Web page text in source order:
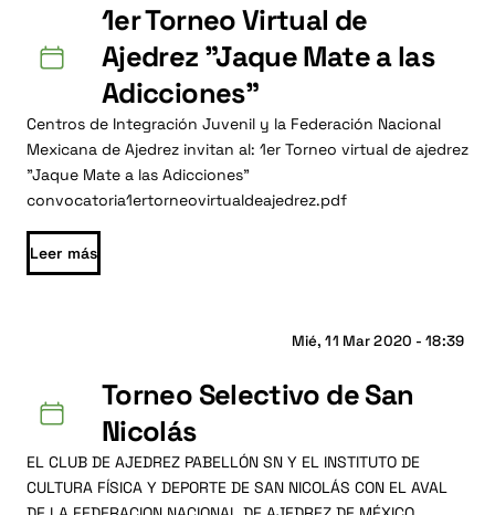
1er Torneo Virtual de
Ajedrez "Jaque Mate a las
Adicciones"
Centros de Integración Juvenil y la Federación Nacional
Mexicana de Ajedrez invitan al: 1er Torneo virtual de ajedrez
"Jaque Mate a las Adicciones"
convocatoria1ertorneovirtualdeajedrez.pdf
Leer más
Mié, 11 Mar 2020 - 18:39
Torneo Selectivo de San
Nicolás
EL CLUB DE AJEDREZ PABELLÓN SN Y EL INSTITUTO DE
CULTURA FÍSICA Y DEPORTE DE SAN NICOLÁS CON EL AVAL